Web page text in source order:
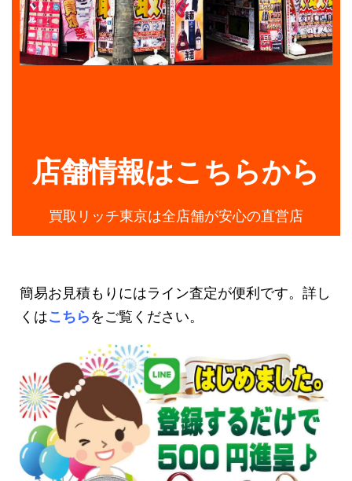
店舗情報はこちらから
買取リッチ東京は全店舗が安心の直営店
簡易お見積もりにはライン査定が便利です。詳し
くはこちらをご覧ください。